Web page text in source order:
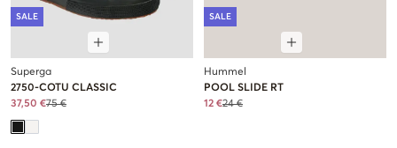
SALE
Superga
2750-COTU CLASSIC
37,50 €75 €
SALE
Hummel
POOL SLIDE RT
12 €24 €